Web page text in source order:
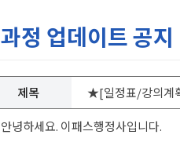
과정 업데이트 공지
제목 ★[일정표/강의계
안녕하세요. 이패스행정사입니다.